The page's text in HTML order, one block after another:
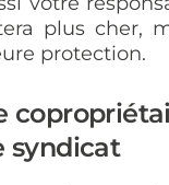
plus cher,
protection.
syndicat